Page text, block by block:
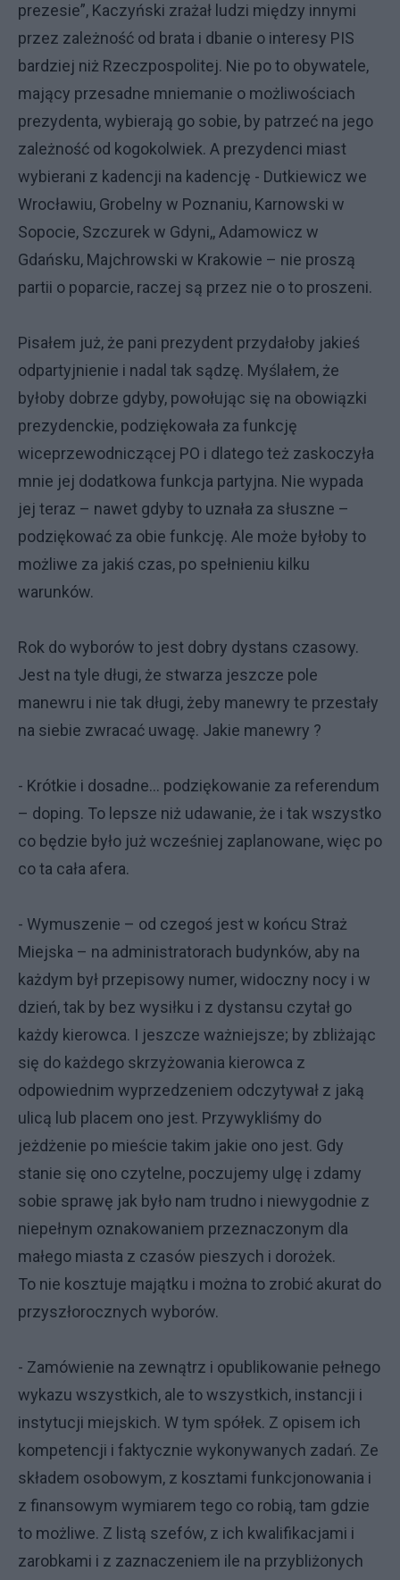
prezesie”, Kaczyński zrażał ludzi między innymi
przez zależność od brata i dbanie o interesy PIS
bardziej niż Rzeczpospolitej. Nie po to obywatele,
mający przesadne mniemanie o możliwościach
prezydenta, wybierają go sobie, by patrzeć na jego
zależność od kogokolwiek. A prezydenci miast
wybierani z kadencji na kadencję - Dutkiewicz we
Wrocławiu, Grobelny w Poznaniu, Karnowski w
Sopocie, Szczurek w Gdyni,, Adamowicz w
Gdańsku, Majchrowski w Krakowie – nie proszą
partii o poparcie, raczej są przez nie o to proszeni.
Pisałem już, że pani prezydent przydałoby jakieś
odpartyjnienie i nadal tak sądzę. Myślałem, że
byłoby dobrze gdyby, powołując się na obowiązki
prezydenckie, podziękowała za funkcję
wiceprzewodniczącej PO i dlatego też zaskoczyła
mnie jej dodatkowa funkcja partyjna. Nie wypada
jej teraz – nawet gdyby to uznała za słuszne –
podziękować za obie funkcję. Ale może byłoby to
możliwe za jakiś czas, po spełnieniu kilku
warunków.
Rok do wyborów to jest dobry dystans czasowy.
Jest na tyle długi, że stwarza jeszcze pole
manewru i nie tak długi, żeby manewry te przestały
na siebie zwracać uwagę. Jakie manewry ?
- Krótkie i dosadne… podziękowanie za referendum
– doping. To lepsze niż udawanie, że i tak wszystko
co będzie było już wcześniej zaplanowane, więc po
co ta cała afera.
- Wymuszenie – od czegoś jest w końcu Straż
Miejska – na administratorach budynków, aby na
każdym był przepisowy numer, widoczny nocy i w
dzień, tak by bez wysiłku i z dystansu czytał go
każdy kierowca. I jeszcze ważniejsze; by zbliżając
się do każdego skrzyżowania kierowca z
odpowiednim wyprzedzeniem odczytywał z jaką
ulicą lub placem ono jest. Przywykliśmy do
jeżdżenie po mieście takim jakie ono jest. Gdy
stanie się ono czytelne, poczujemy ulgę i zdamy
sobie sprawę jak było nam trudno i niewygodnie z
niepełnym oznakowaniem przeznaczonym dla
małego miasta z czasów pieszych i dorożek.
To nie kosztuje majątku i można to zrobić akurat do
przyszłorocznych wyborów.
- Zamówienie na zewnątrz i opublikowanie pełnego
wykazu wszystkich, ale to wszystkich, instancji i
instytucji miejskich. W tym spółek. Z opisem ich
kompetencji i faktycznie wykonywanych zadań. Ze
składem osobowym, z kosztami funkcjonowania i
z finansowym wymiarem tego co robią, tam gdzie
to możliwe. Z listą szefów, z ich kwalifikacjami i
zarobkami i z zaznaczeniem ile na przybliżonych